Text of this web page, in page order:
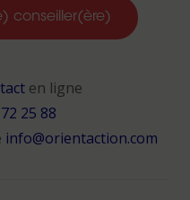
conseiller(ère)
en ligne
25 88
info@orientaction.com